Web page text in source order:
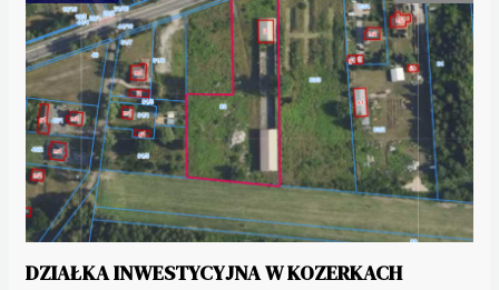
DZIAŁKA INWESTYCYJNA W KOZERKACH